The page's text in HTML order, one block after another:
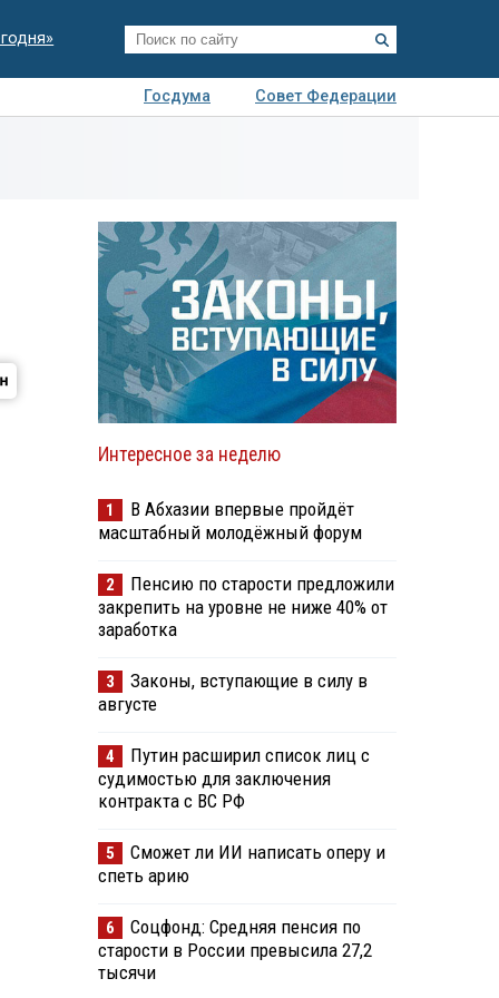
Госдума
Совет Федерации
Интересное за неделю
1
В Абхазии впервые пройдёт
масштабный молодёжный форум
2
Пенсию по старости предложили
закрепить на уровне не ниже 40% от
заработка
3
Законы, вступающие в силу в
августе
4
Путин расширил список лиц с
судимостью для заключения
контракта с ВС РФ
5
Сможет ли ИИ написать оперу и
спеть арию
6
Соцфонд: Средняя пенсия по
старости в России превысила 27,2
тысячи